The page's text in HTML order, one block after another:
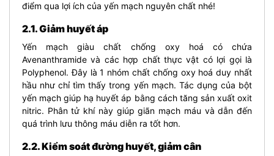
điểm qua lợi ích của yến mạch nguyên chất nhé!
2.1. Giảm huyết áp
Yến mạch giàu chất chống oxy hoá có chứa
Avenanthramide và các hợp chất thực vật có lợi gọi là
Polyphenol. Đây là 1 nhóm chất chống oxy hoá duy nhất
hầu như chỉ tìm thấy trong yến mạch. Tác dụng của bột
yến mạch giúp hạ huyết áp bằng cách tăng sản xuất oxit
nitric. Phân tử khí này giúp giãn mạch máu và dẫn đến
quá trình lưu thông máu diễn ra tốt hơn.
2.2. Kiểm soát đường huyết, giảm cân